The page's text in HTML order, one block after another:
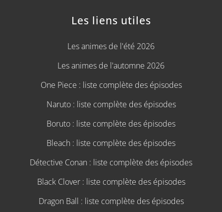
Les liens utiles
Les animes de l'été 2026
Les animes de l'automne 2026
One Piece : liste complète des épisodes
Naruto : liste complète des épisodes
Boruto : liste complète des épisodes
Bleach : liste complète des épisodes
Détective Conan : liste complète des épisodes
Black Clover : liste complète des épisodes
Dragon Ball : liste complète des épisodes